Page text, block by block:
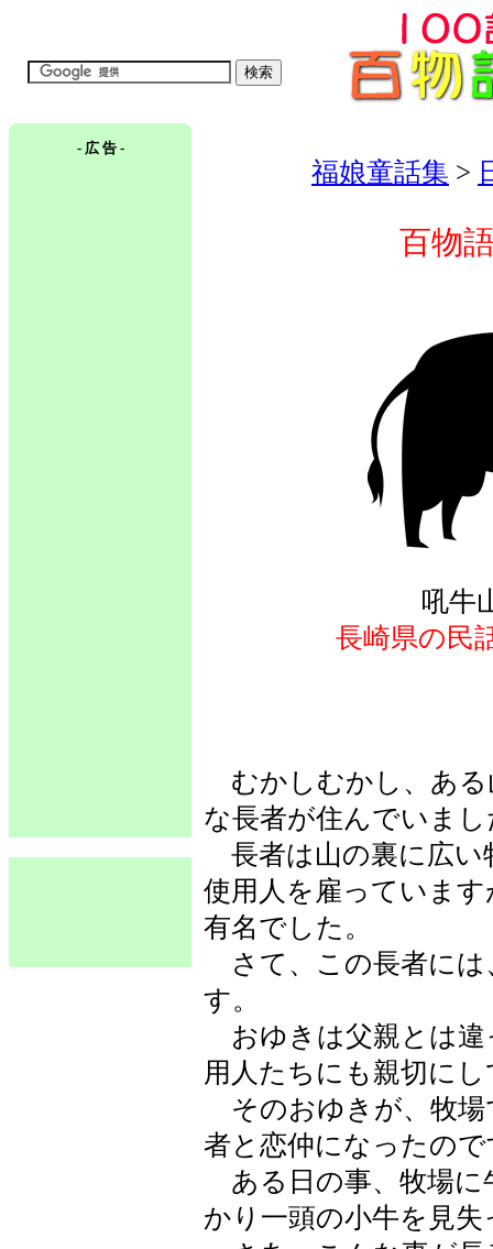
- 広 告 -
福娘童話集 >
百物
吼牛
長崎県の民
むかしむかし、ある
な長者が住んでいまし
長者は山の裏に広い
使用人を雇っていま
有名でした。
さて、この長者には
す。
おゆきは父親とは違
用人たちにも親切に
そのおゆきが、牧場
者と恋仲になったので
ある日の事、牧場に
かり一頭の小牛を見